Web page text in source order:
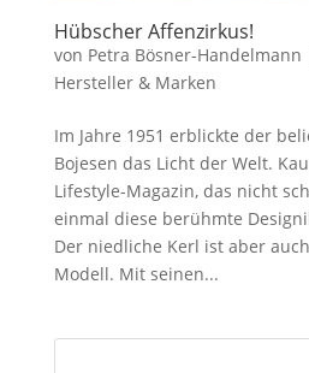
Hübscher Affenzirkus!
von Petra Bösner-Handelmann
Hersteller & Marken
Im Jahre 1951 erblickte der
Bojesen das Licht der Welt.
Lifestyle-Magazin, das nicht
einmal diese berühmte
Der niedliche Kerl ist aber
Modell. Mit seinen...